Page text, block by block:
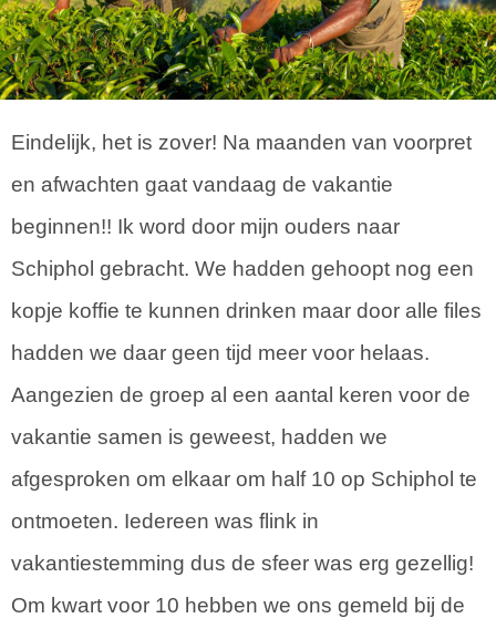
Eindelijk, het is zover! Na maanden van voorpret
en afwachten gaat vandaag de vakantie
beginnen!! Ik word door mijn ouders naar
Schiphol gebracht. We hadden gehoopt nog een
kopje koffie te kunnen drinken maar door alle files
hadden we daar geen tijd meer voor helaas.
Aangezien de groep al een aantal keren voor de
vakantie samen is geweest, hadden we
afgesproken om elkaar om half 10 op Schiphol te
ontmoeten. Iedereen was flink in
vakantiestemming dus de sfeer was erg gezellig!
Om kwart voor 10 hebben we ons gemeld bij de